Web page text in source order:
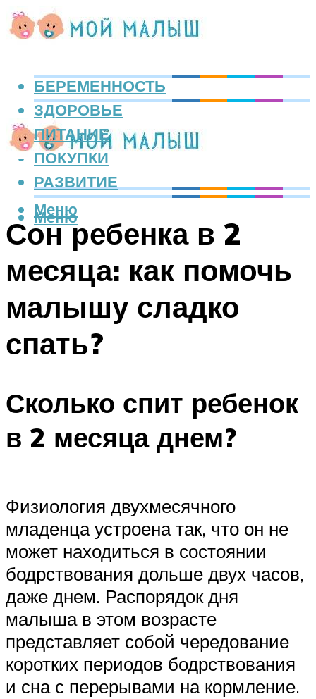
БЕРЕМЕННОСТЬ
ЗДОРОВЬЕ
ПИТАНИЕ
ПОКУПКИ
РАЗВИТИЕ
Меню
Меню
Сон ребенка в 2
месяца: как помочь
малышу сладко
спать?
Сколько спит ребенок
в 2 месяца днем?
Физиология двухмесячного
младенца устроена так, что он не
может находиться в состоянии
бодрствования дольше двух часов,
даже днем. Распорядок дня
малыша в этом возрасте
представляет собой чередование
коротких периодов бодрствования
и сна с перерывами на кормление.